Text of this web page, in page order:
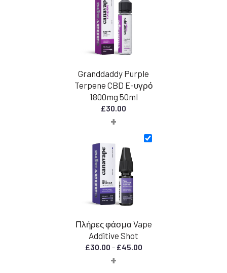
Granddaddy Purple
Terpene CBD E-υγρό
1800mg 50ml
£30.00
+
Πλήρες φάσμα Vape
Additive Shot
£30.00 - £45.00Εύρος
+